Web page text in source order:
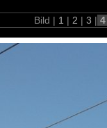
Bild | 1 | 2 | 3 |